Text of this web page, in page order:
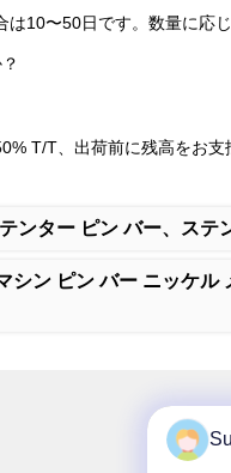
10〜50日です。数量に応
T/T、出荷前に残高をお支
ンター ピン バー、ステ
ン ピン バー ニッケ